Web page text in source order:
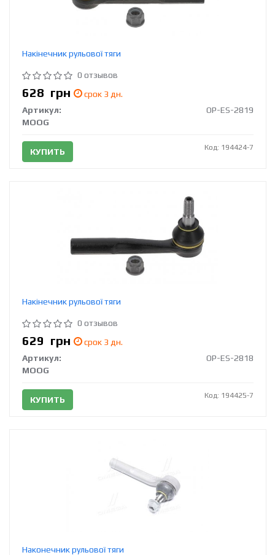
Накінечник рульової тяги
0 отзывов
628 грн
срок 3 дн.
Артикул:
OP-ES-2819
MOOG
КУПИТЬ Код: 194424-7
Накінечник рульової тяги
0 отзывов
629 грн
срок 3 дн.
Артикул:
OP-ES-2818
MOOG
КУПИТЬ Код: 194425-7
Наконечник рульової тяги